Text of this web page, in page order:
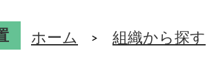
ホーム 組織から探す